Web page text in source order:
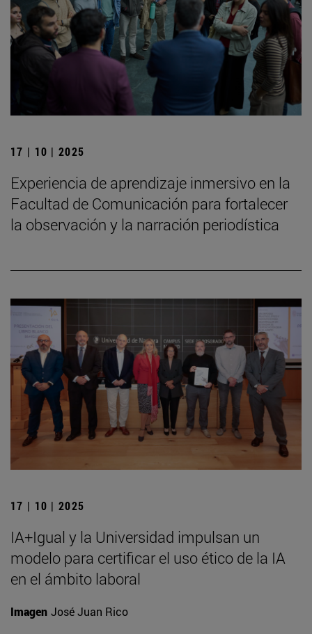
17 | 10 | 2025
Experiencia de aprendizaje inmersivo en la
Facultad de Comunicación para fortalecer
la observación y la narración periodística
17 | 10 | 2025
IA+Igual y la Universidad impulsan un
modelo para certificar el uso ético de la IA
en el ámbito laboral
Imagen José Juan Rico